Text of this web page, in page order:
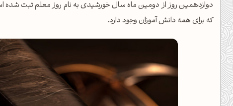
رنگ مکمل
تمام ابزارها
دوازدهمین روز از دومین ماه سال خورشیدی به نام روز معلم ثبت شده
که برای همه دانش آموزان وجود دارد.